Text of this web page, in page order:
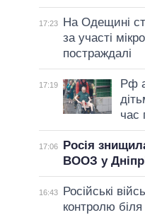
17:23
На Одещині
за участі
постраждалі
17:19
Рф
час
17:06
Росія
ВООЗ у
16:43
Російські
контролю